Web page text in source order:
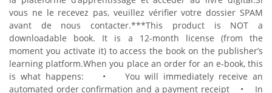
vous ne le recevez pas, veuillez vérifier votre dossier SPAM
avant de nous contacter.***This product is NOT a
downloadable book. It is a 12-month license (from the
moment you activate it) to access the book on the publisher’s
learning platform.When you place an order for an e-book, this
is what happens: • You will immediately receive an
automated order confirmation and a payment receipt• In